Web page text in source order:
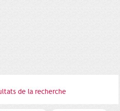
de la recherche